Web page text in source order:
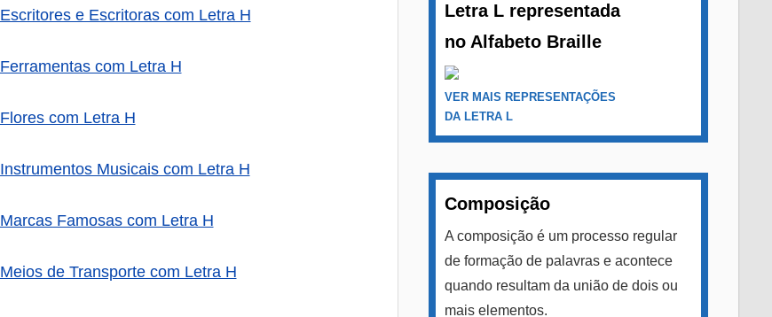
Escritores e Escritoras com Letra H
Ferramentas com Letra H
Flores com Letra H
Instrumentos Musicais com Letra H
Marcas Famosas com Letra H
Meios de Transporte com Letra H
Letra L representada
no Alfabeto Braille
VER MAIS REPRESENTAÇÕES
DA LETRA L
Composição
A composição é um processo regular
de formação de palavras e acontece
quando resultam da união de dois ou
mais elementos.